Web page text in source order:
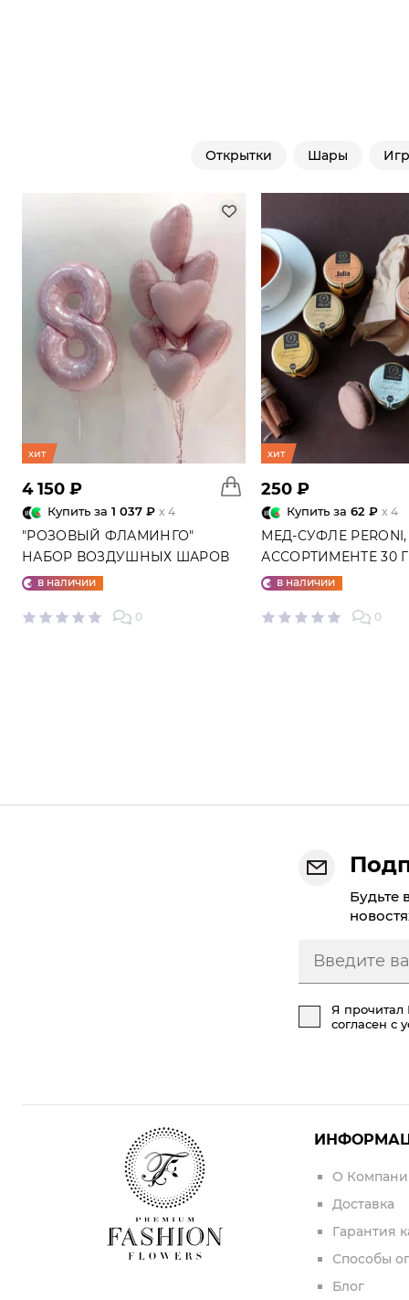
Открытки Шары
хит
4 150 ₽
Купить за 1 037 ₽ x 4
"РОЗОВЫЙ ФЛАМИНГО"
НАБОР ВОЗДУШНЫХ ШАРОВ
№25в наличии
0
хит
250 ₽
Купить за 62 ₽ x 4
МЕД-СУФЛЕ
АССОРТИМЕНТЕ 30
в наличии
0
Будьте
Я прочитал
согласен с
О
Доставка
Гарантия
Способы
Блог